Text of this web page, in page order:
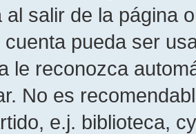
al salir de la página
cuenta pueda ser
le reconozca
No es
e.j. biblioteca,